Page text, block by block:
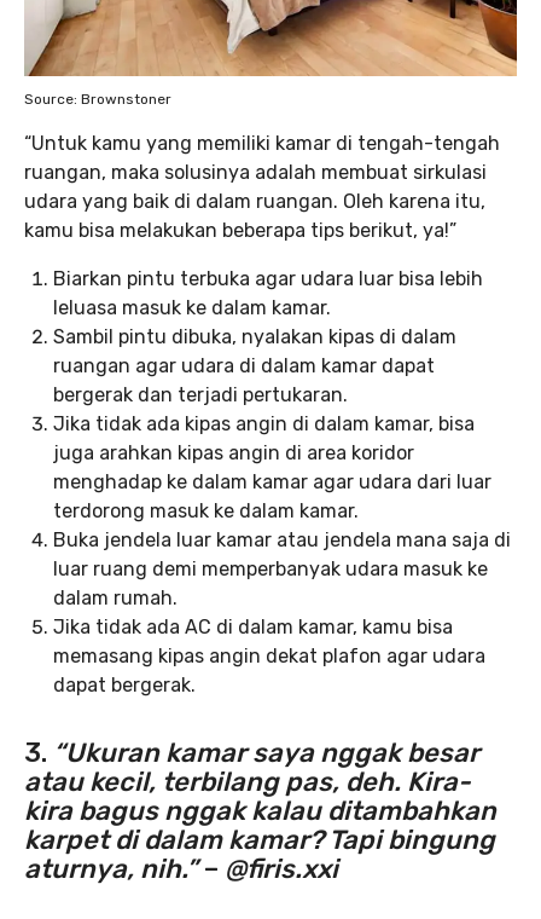
Source: Brownstoner
“Untuk kamu yang memiliki kamar di tengah-tengah
ruangan, maka solusinya adalah membuat sirkulasi
udara yang baik di dalam ruangan. Oleh karena itu,
kamu bisa melakukan beberapa tips berikut, ya!”
Biarkan pintu terbuka agar udara luar bisa lebih
leluasa masuk ke dalam kamar.
Sambil pintu dibuka, nyalakan kipas di dalam
ruangan agar udara di dalam kamar dapat
bergerak dan terjadi pertukaran.
Jika tidak ada kipas angin di dalam kamar, bisa
juga arahkan kipas angin di area koridor
menghadap ke dalam kamar agar udara dari luar
terdorong masuk ke dalam kamar.
Buka jendela luar kamar atau jendela mana saja di
luar ruang demi memperbanyak udara masuk ke
dalam rumah.
Jika tidak ada AC di dalam kamar, kamu bisa
memasang kipas angin dekat plafon agar udara
dapat bergerak.
3. “Ukuran kamar saya nggak besar
atau kecil, terbilang pas, deh. Kira-
kira bagus nggak kalau ditambahkan
karpet di dalam kamar? Tapi bingung
aturnya, nih.”– @firis.xxi